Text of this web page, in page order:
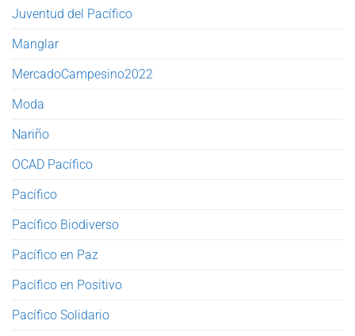
Juventud del Pacífico
Manglar
MercadoCampesino2022
Moda
Nariño
OCAD Pacífico
Pacífico
Pacífico Biodiverso
Pacífico en Paz
Pacífico en Positivo
Pacífico Solidario